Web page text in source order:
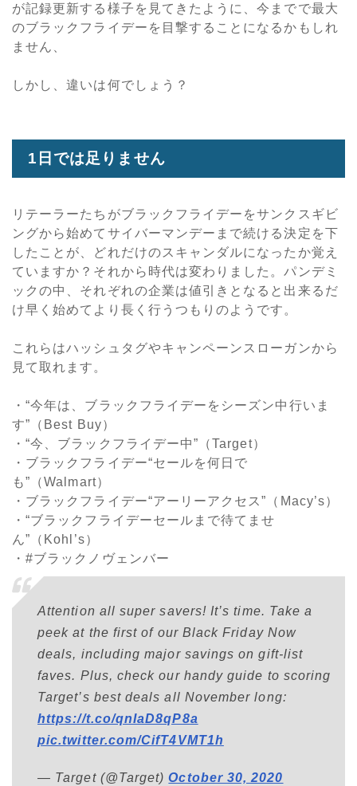
が記録更新する様子を見てきたように、今までで最大
のブラックフライデーを目撃することになるかもしれ
ません、
しかし、違いは何でしょう？
1日では足りません
リテーラーたちがブラックフライデーをサンクスギビ
ングから始めてサイバーマンデーまで続ける決定を下
したことが、どれだけのスキャンダルになったか覚え
ていますか？それから時代は変わりました。パンデミ
ックの中、それぞれの企業は値引きとなると出来るだ
け早く始めてより長く行うつもりのようです。
これらはハッシュタグやキャンペーンスローガンから
見て取れます。
・“今年は、ブラックフライデーをシーズン中行いま
す”（Best Buy）
・“今、ブラックフライデー中”（Target）
・ブラックフライデー“セールを何日で
も”（Walmart）
・ブラックフライデー“アーリーアクセス”（Macy’s）
・“ブラックフライデーセールまで待てませ
ん”（Kohl’s）
・#ブラックノヴェンバー
Attention all super savers! It’s time. Take a
peek at the first of our Black Friday Now
deals, including major savings on gift-list
faves. Plus, check our handy guide to scoring
Target’s best deals all November long:
https://t.co/qnIaD8qP8a
pic.twitter.com/CifT4VMT1h
— Target (@Target)October 30, 2020